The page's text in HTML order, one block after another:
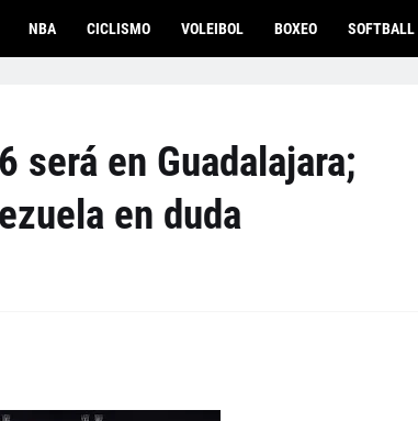
NBA CICLISMO VOLEIBOL BOXEO SOFTBALL
será en Guadalajara;
en duda